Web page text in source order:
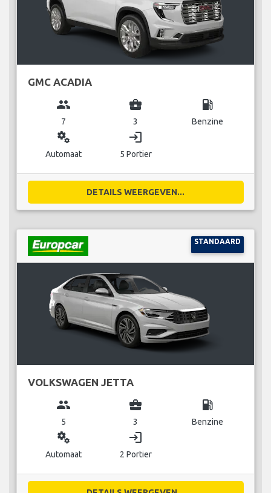
GMC ACADIA
group
7
business_center
3
local_gas_station
Benzine
miscellaneous_services
Automaat
login
5 Portier
DETAILS WEERGEVEN...
STANDAARD
VOLKSWAGEN JETTA
group
5
business_center
3
local_gas_station
Benzine
miscellaneous_services
Automaat
login
2 Portier